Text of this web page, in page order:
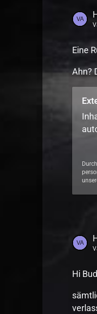
Eine
Ahn?
Hi